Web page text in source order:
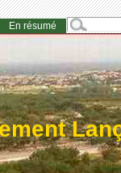
En résumé